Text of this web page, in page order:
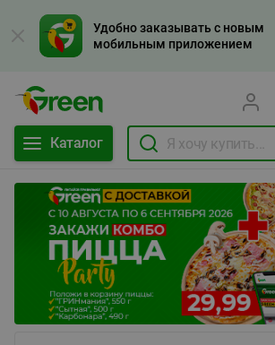
Удобно заказывать с новым
мобильным приложением
Каталог